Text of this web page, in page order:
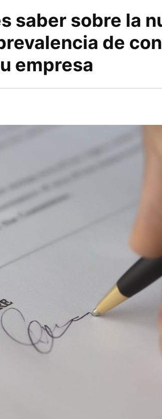
saber sobre la
de
empresa